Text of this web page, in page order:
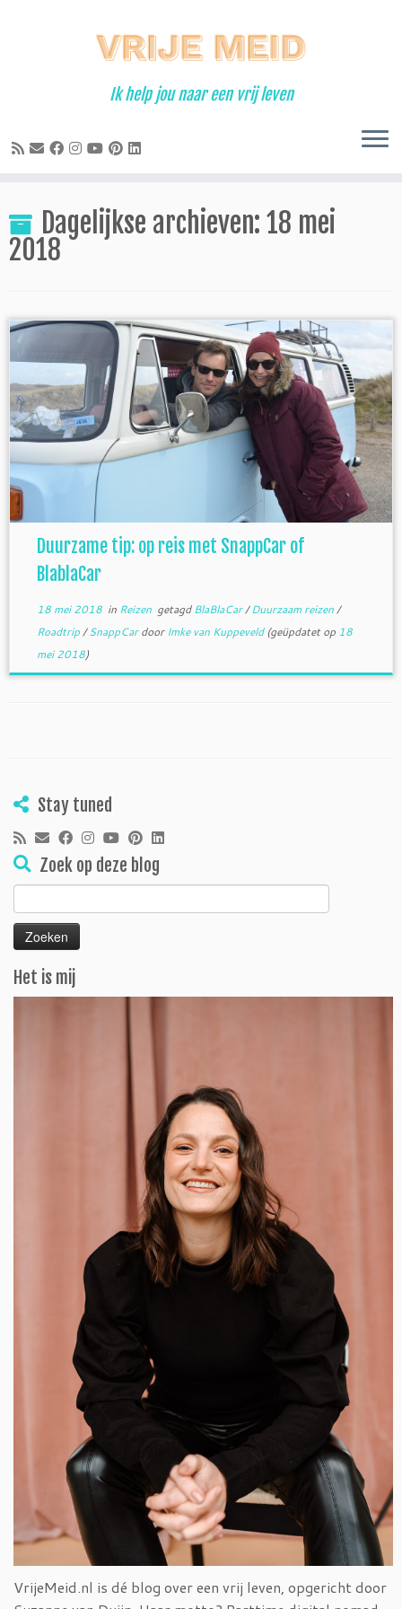
Ik help jou naar een vrij leven
Dagelijkse archieven: 18 mei
2018
Duurzame tip: op reis met SnappCar of
BlablaCar
18 mei 2018in Reizen getagdBlaBlaCar/Duurzaam reizen/
Roadtrip/SnappCardoor Imke van Kuppeveld(geüpdatet op 18
mei 2018)
Stay tuned
Zoek op deze blog
Zoeken
naar:
Het is mij
VrijeMeid.nl is dé blog over een vrij leven, opgericht door